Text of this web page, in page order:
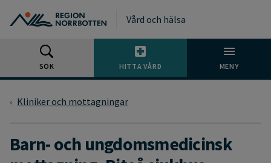
Vård och hälsa
SÖK HITTA VÅRD MENY
Kliniker och mottagningar
Barn- och ungdomsmedicinsk